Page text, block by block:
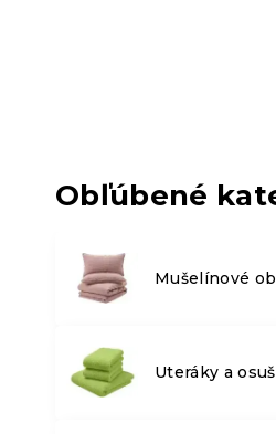
Obľúbené
Mušelínové
Uteráky a